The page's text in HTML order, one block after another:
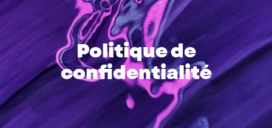
Politique de
confidentialité